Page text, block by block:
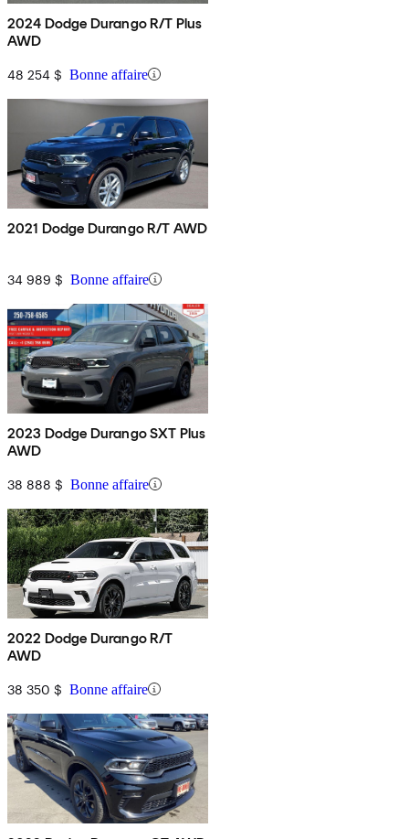
2024 Dodge Durango R/T Plus
AWD
48 254 $ Bonne affaire
2021 Dodge Durango R/T AWD
34 989 $ Bonne affaire
2023 Dodge Durango SXT Plus
AWD
38 888 $ Bonne affaire
2022 Dodge Durango R/T
AWD
38 350 $ Bonne affaire